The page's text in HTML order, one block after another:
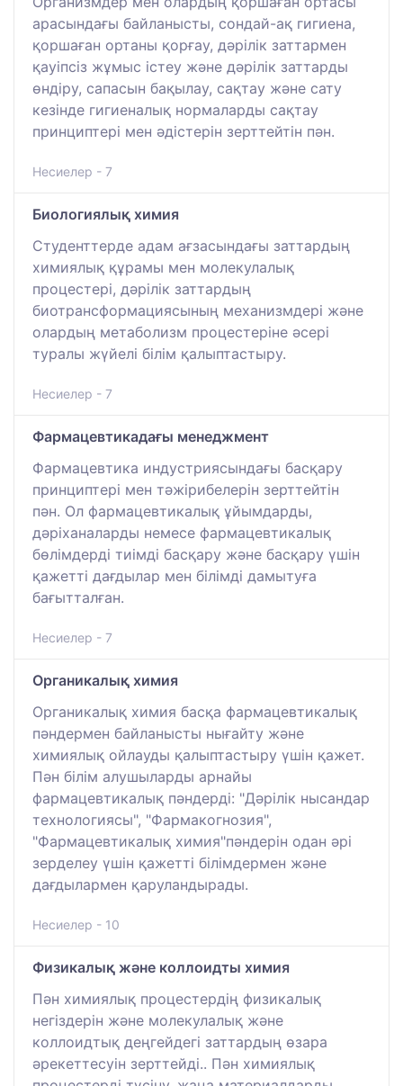
арасындағы байланысты, сондай-ақ гигиена,
қоршаған ортаны қорғау, дәрілік заттармен
қауіпсіз жұмыс істеу және дәрілік заттарды
өндіру, сапасын бақылау, сақтау және сату
кезінде гигиеналық нормаларды сақтау
принциптері мен әдістерін зерттейтін пән.
Несиелер - 7
Биологиялық химия
Студенттерде адам ағзасындағы заттардың
химиялық құрамы мен молекулалық
процестері, дәрілік заттардың
биотрансформациясының механизмдері және
олардың метаболизм процестеріне әсері
туралы жүйелі білім қалыптастыру.
Несиелер - 7
Фармацевтикадағы менеджмент
Фармацевтика индустриясындағы басқару
принциптері мен тәжірибелерін зерттейтін
пән. Ол фармацевтикалық ұйымдарды,
дәріханаларды немесе фармацевтикалық
бөлімдерді тиімді басқару және басқару үшін
қажетті дағдылар мен білімді дамытуға
бағытталған.
Несиелер - 7
Органикалық химия
Органикалық химия басқа фармацевтикалық
пәндермен байланысты нығайту және
химиялық ойлауды қалыптастыру үшін қажет.
Пән білім алушыларды арнайы
фармацевтикалық пәндерді: "Дәрілік нысандар
технологиясы", "Фармакогнозия",
"Фармацевтикалық химия"пәндерін одан әрі
зерделеу үшін қажетті білімдермен және
дағдылармен қаруландырады.
Несиелер - 10
Физикалық және коллоидты химия
Пән химиялық процестердің физикалық
негіздерін және молекулалық және
коллоидтық деңгейдегі заттардың өзара
әрекеттесуін зерттейді.. Пән химиялық